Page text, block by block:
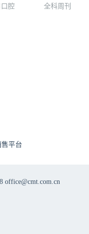
腔 全科周刊
平台
office@cmt.com.cn